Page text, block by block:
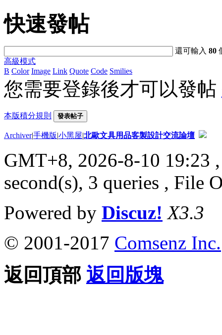
快速發帖
還可輸入80
高級模式
B Color Image Link Quote Code Smilies
您需要登錄後才可以發帖
本版積分規則 發表帖子
Archiver|手機版|小黑屋|北歐文具用品客製設計交流論壇
GMT+8, 2026-8-10 19:23
second(s), 3 queries , File
Powered by Discuz! X3.3
© 2001-2017 Comsenz Inc.
返回頂部 返回版塊